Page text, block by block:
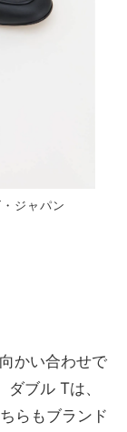
ジャパン
かい合わせで
ダブル Tは、
らもブランド